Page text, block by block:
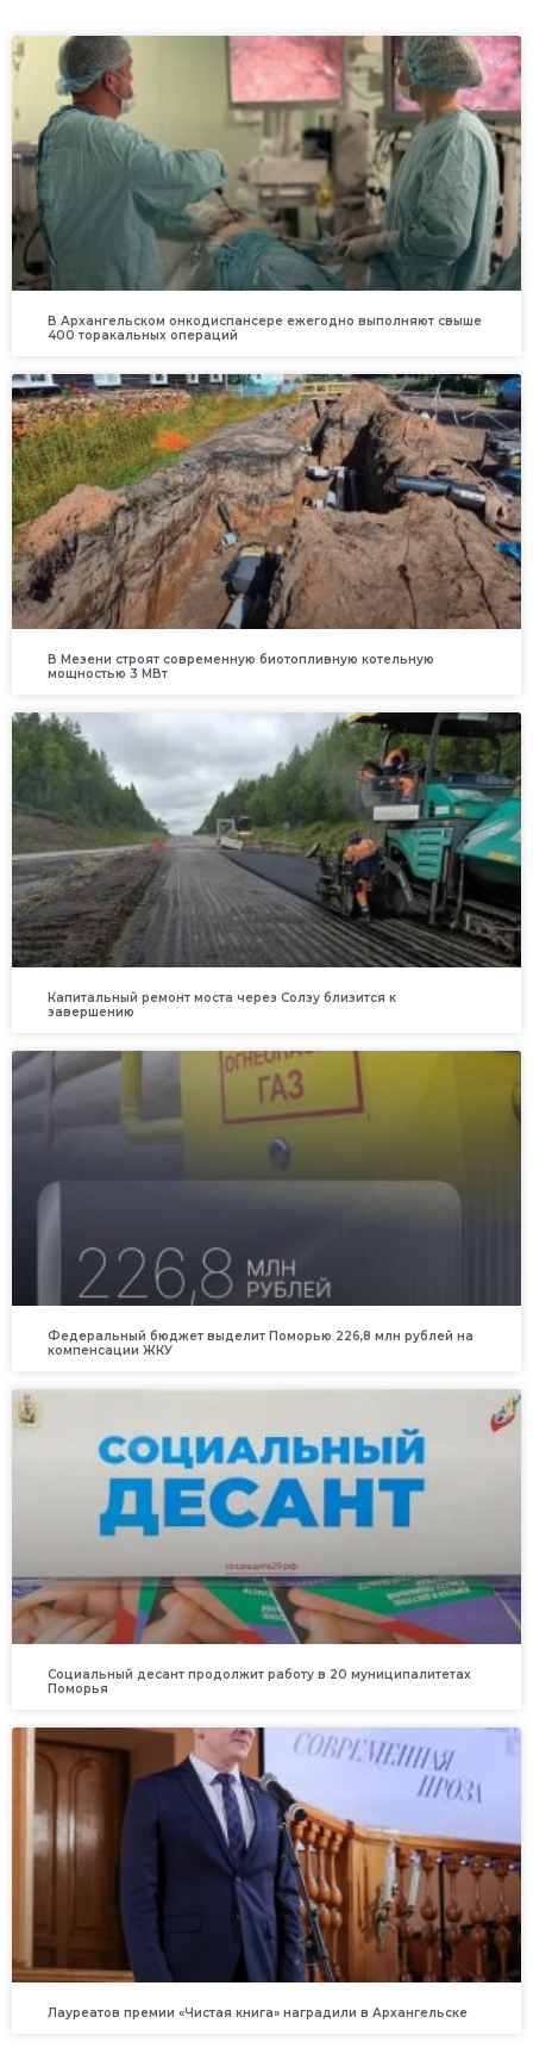
В Архангельском онкодиспансере ежегодно выполняют свыше
400 торакальных операций
В Мезени строят современную биотопливную котельную
мощностью 3 МВт
Капитальный ремонт моста через Солзу близится к
завершению
Федеральный бюджет выделит Поморью 226,8 млн рублей на
компенсации ЖКУ
Социальный десант продолжит работу в 20 муниципалитетах
Поморья
Лауреатов премии «Чистая книга» наградили в Архангельске